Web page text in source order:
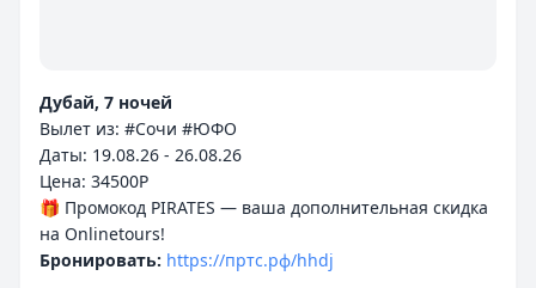
Дубай, 7 ночей
Вылет из: #Сочи #ЮФО
Даты: 19.08.26 - 26.08.26
Цена: 34500P
🎁 Промокод PIRATES — ваша дополнительная скидка
Бронировать: https://пртс.рф/hhdj